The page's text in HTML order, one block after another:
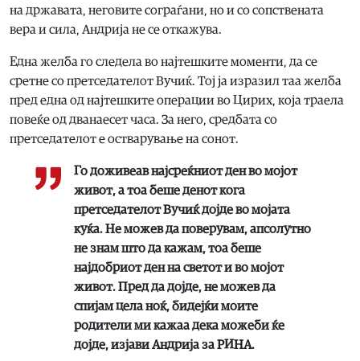
на државата, неговите сограѓани, но и со сопствената
вера и сила, Андрија не се откажува.
Една желба го следела во најтешките моменти, да се
сретне со претседателот Вучиќ. Тој ја изразил таа желба
пред една од најтешките операции во Цирих, која траела
повеќе од дванаесет часа. За него, средбата со
претседателот е остварување на сонот.
Го доживеав најсреќниот ден во мојот
живот, а тоа беше денот кога
претседателот Вучиќ дојде во мојата
куќа. Не можев да поверувам, апсолутно
не знам што да кажам, тоа беше
најдобриот ден на светот и во мојот
живот. Пред да дојде, не можев да
спијам цела ноќ, бидејќи моите
родители ми кажаа дека можеби ќе
дојде, изјави Андрија за РИНА.